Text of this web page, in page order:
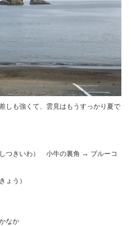
しも強くて、雲見はもうすっかり夏で
つきいわ） 小牛の裏角 → ブルーコ
ょう）
なか